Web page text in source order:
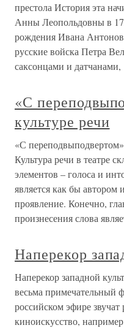
престола История эта
Анны Леопольдовны в
рождения Ивана
русские войска Петра
саксонцами и датчанами,
«С
культуре речи
«С переподвыподвертом»
Культура речи в театре
элементов – голоса и
является как бы
проявление. Конечно,
произнесения слова
Наперекор
Наперекор западной
весьма примечательный
российском эфире
киноискусство,